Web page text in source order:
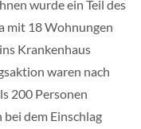
wurde ein Teil des
mit 18 Wohnungen
Krankenhaus
waren nach
200 Personen
dem Einschlag